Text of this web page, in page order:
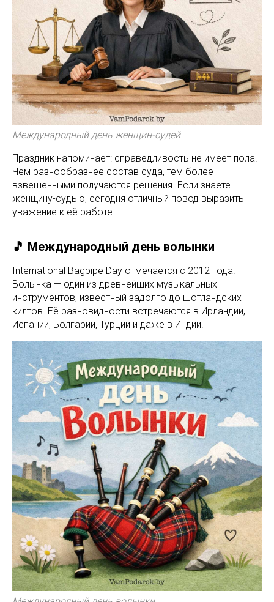
Международный день женщин-судей
Праздник напоминает: справедливость не имеет пола.
Чем разнообразнее состав суда, тем более
взвешенными получаются решения. Если знаете
женщину-судью, сегодня отличный повод выразить
уважение к её работе.
🎵 Международный день волынки
International Bagpipe Day отмечается с 2012 года.
Волынка — один из древнейших музыкальных
инструментов, известный задолго до шотландских
килтов. Её разновидности встречаются в Ирландии,
Испании, Болгарии, Турции и даже в Индии.